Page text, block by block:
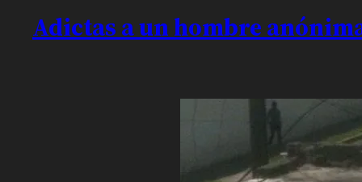
Adictas a un hombre